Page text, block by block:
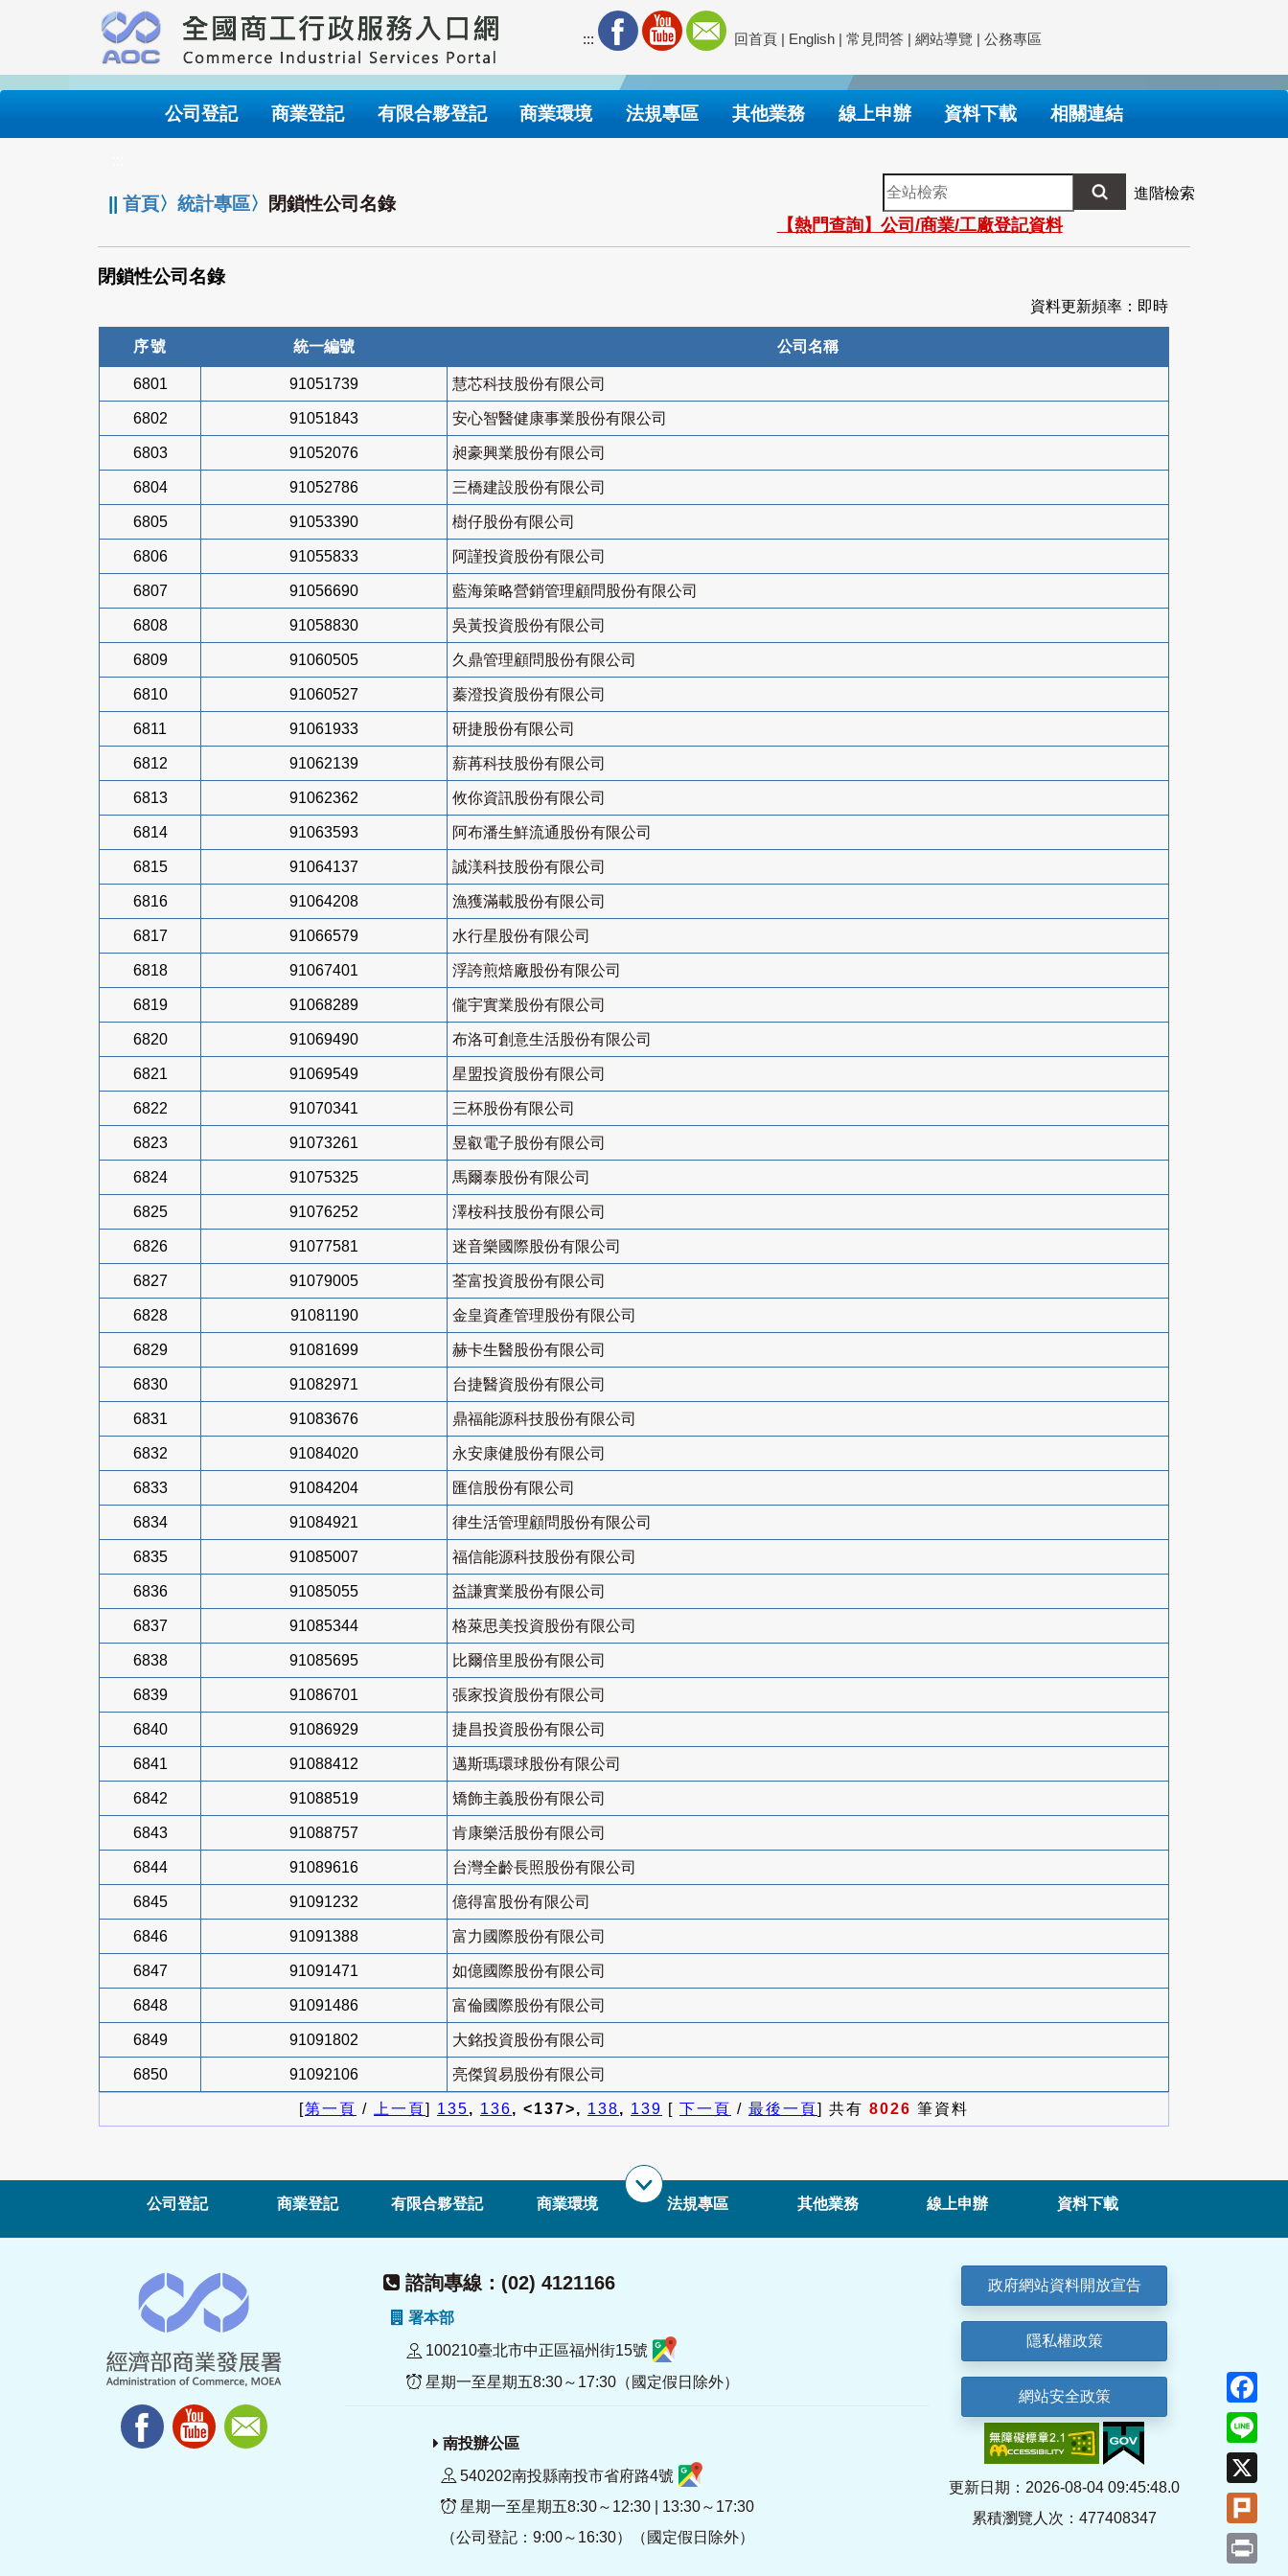
要
內
::: 回首頁 | English | 常見問答 | 網站導覽 | 公務專區
公司登記 商業登記 有限合夥登記 商業環境 法規專區 其他業務 線上申辦 資料下載 相關連結
||首頁〉統計專區〉 閉鎖性公司名錄
全
站
檢
索
進階檢索
【熱門查詢】公司/商業/工廠登記資料
閉鎖性公司名錄
資料更新頻率：即時
序號 統一編號 公司名稱
6801 91051739 慧芯科技股份有限公司
6802 91051843 安心智醫健康事業股份有限公司
6803 91052076 昶豪興業股份有限公司
6804 91052786 三橋建設股份有限公司
6805 91053390 樹仔股份有限公司
6806 91055833 阿謹投資股份有限公司
6807 91056690 藍海策略營銷管理顧問股份有限公司
6808 91058830 吳黃投資股份有限公司
6809 91060505 久鼎管理顧問股份有限公司
6810 91060527 蓁澄投資股份有限公司
6811 91061933 研捷股份有限公司
6812 91062139 薪苒科技股份有限公司
6813 91062362 攸你資訊股份有限公司
6814 91063593 阿布潘生鮮流通股份有限公司
6815 91064137 誠渼科技股份有限公司
6816 91064208 漁獲滿載股份有限公司
6817 91066579 水行星股份有限公司
6818 91067401 浮誇煎焙廠股份有限公司
6819 91068289 儱宇實業股份有限公司
6820 91069490 布洛可創意生活股份有限公司
6821 91069549 星盟投資股份有限公司
6822 91070341 三杯股份有限公司
6823 91073261 昱叡電子股份有限公司
6824 91075325 馬爾泰股份有限公司
6825 91076252 澤桉科技股份有限公司
6826 91077581 迷音樂國際股份有限公司
6827 91079005 荃富投資股份有限公司
6828 91081190 金皇資產管理股份有限公司
6829 91081699 赫卡生醫股份有限公司
6830 91082971 台捷醫資股份有限公司
6831 91083676 鼎福能源科技股份有限公司
6832 91084020 永安康健股份有限公司
6833 91084204 匯信股份有限公司
6834 91084921 律生活管理顧問股份有限公司
6835 91085007 福信能源科技股份有限公司
6836 91085055 益謙實業股份有限公司
6837 91085344 格萊思美投資股份有限公司
6838 91085695 比爾倍里股份有限公司
6839 91086701 張家投資股份有限公司
6840 91086929 捷昌投資股份有限公司
6841 91088412 邁斯瑪環球股份有限公司
6842 91088519 矯飾主義股份有限公司
6843 91088757 肯康樂活股份有限公司
6844 91089616 台灣全齡長照股份有限公司
6845 91091232 億得富股份有限公司
6846 91091388 富力國際股份有限公司
6847 91091471 如億國際股份有限公司
6848 91091486 富倫國際股份有限公司
6849 91091802 大銘投資股份有限公司
6850 91092106 亮傑貿易股份有限公司
[第一頁 / 上一頁] 135, 136, <137>, 138, 139 [ 下一頁 / 最後一頁] 共有 8026 筆資料
公司登記 商業登記 有限合夥登記 商業環境 法規專區 其他業務 線上申辦 資料下載
諮詢專線：(02) 4121166
署本部
100210臺北市中正區福州街15號
星期一至星期五8:30～17:30（國定假日除外）
南投辦公區
540202南投縣南投市省府路4號
星期一至星期五8:30～12:30 | 13:30～17:30
（公司登記：9:00～16:30）（國定假日除外）
政府網站資料開放宣告
隱私權政策
網站安全政策
更新日期：2026-08-04 09:45:48.0
累積瀏覽人次：477408347